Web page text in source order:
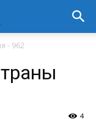
- 962
4